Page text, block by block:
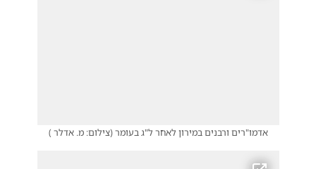
אדמו"רים ורבנים במירון לאחר ל"ג בעומר(צילום: מ. אדלר )